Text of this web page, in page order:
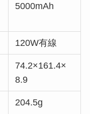
5000mAh
120W有線
74.2×161.4×
8.9
204.5g